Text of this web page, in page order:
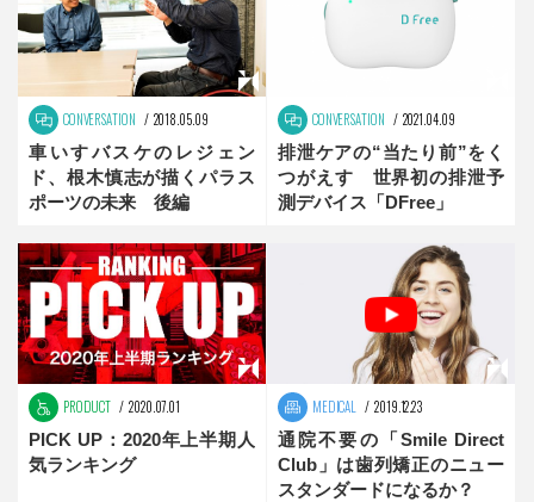
CONVERSATION 2018.05.09
車いすバスケのレジェン
ド、根木慎志が描くパラス
ポーツの未来 後編
CONVERSATION 2021.04.09
排泄ケアの“当たり前”をく
つがえす 世界初の排泄予
測デバイス「DFree」
PRODUCT 2020.07.01
PICK UP：2020年上半期人
気ランキング
MEDICAL 2019.12.23
通院不要の「Smile Direct
Club」は歯列矯正のニュー
スタンダードになるか？